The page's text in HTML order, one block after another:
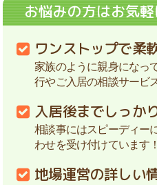
お悩みの方はお気軽
ワンストップで柔
家族のように親身になっ
行やご入居の相談サービ
入居後までしっか
相談事にはスピーディー
わせを受け付けています！
地場運営の詳しい